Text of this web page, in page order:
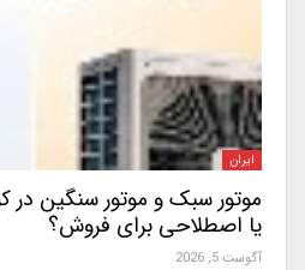
ایران
موتور سبک و موتور سنگین در
یا اصطلاحی برای فروش؟
آگوست 5, 2026